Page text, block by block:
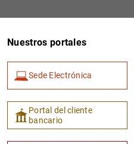
Nuestros portales
Sede Electrónica
Portal del cliente
bancario